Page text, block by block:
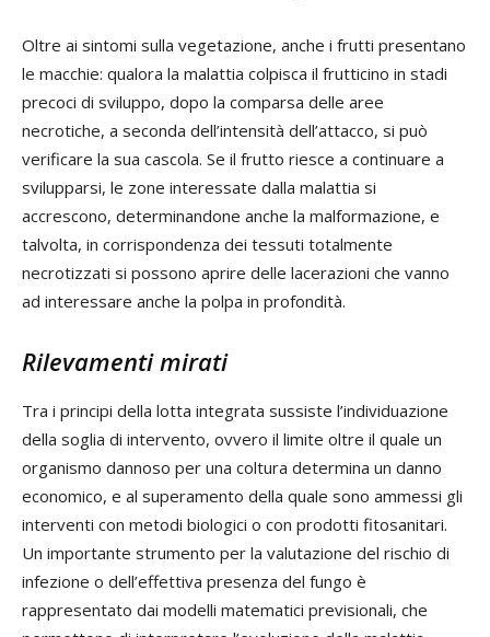
Oltre ai sintomi sulla vegetazione, anche i frutti presentano
le macchie: qualora la malattia colpisca il frutticino in stadi
precoci di sviluppo, dopo la comparsa delle aree
necrotiche, a seconda dell’intensità dell’attacco, si può
verificare la sua cascola. Se il frutto riesce a continuare a
svilupparsi, le zone interessate dalla malattia si
accrescono, determinandone anche la malformazione, e
talvolta, in corrispondenza dei tessuti totalmente
necrotizzati si possono aprire delle lacerazioni che vanno
ad interessare anche la polpa in profondità.
Rilevamenti mirati
Tra i principi della lotta integrata sussiste l’individuazione
della soglia di intervento, ovvero il limite oltre il quale un
organismo dannoso per una coltura determina un danno
economico, e al superamento della quale sono ammessi gli
interventi con metodi biologici o con prodotti fitosanitari.
Un importante strumento per la valutazione del rischio di
infezione o dell’effettiva presenza del fungo è
rappresentato dai modelli matematici previsionali, che